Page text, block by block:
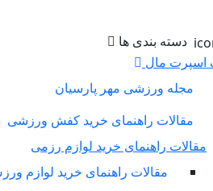
دسته بندی ها
مال
مجله ورزشی مهر پارسیان
مقالات راهنمای خرید کفش ورزشی
راهنمای خرید لوازم رزمی
مقالات راهنمای خرید لوازم